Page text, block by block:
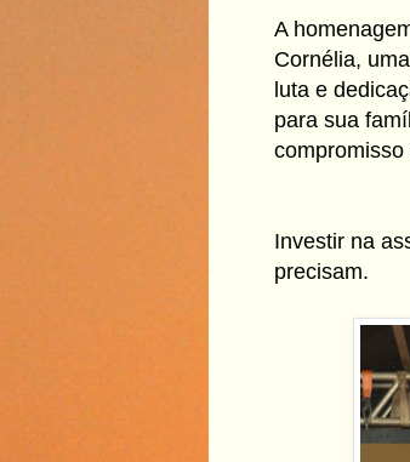
A
Cornélia,
luta e
para sua
Investir na
precisam.